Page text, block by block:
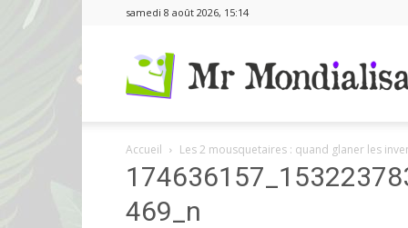
samedi 8 août 2026, 15:14
Accueil Les 2 mousquetaires : quand glaner les
469_n